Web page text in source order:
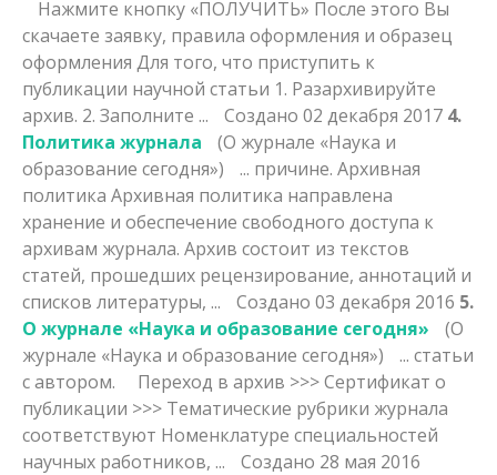
Нажмите кнопку «ПОЛУЧИТЬ» После этого Вы
скачаете заявку, правила оформления и образец
оформления Для того, что приступить к
публикации научной статьи 1. Разархивируйте
архив. 2. Заполните ...
Создано 02 декабря 2017 4.
Политика журнала
(О журнале «Наука и
образование сегодня»)
... причине. Архивная
политика Архивная политика направлена
хранение и обеспечение свободного доступа к
архивам журнала. Архив состоит из текстов
статей, прошедших рецензирование, аннотаций и
списков литературы, ...
Создано 03 декабря 2016 5.
О журнале «Наука и образование сегодня»
(О
журнале «Наука и образование сегодня»)
... статьи
с автором. Переход в архив >>> Сертификат о
публикации >>> Тематические рубрики журнала
соответствуют Номенклатуре специальностей
научных работников, ...
Создано 28 мая 2016